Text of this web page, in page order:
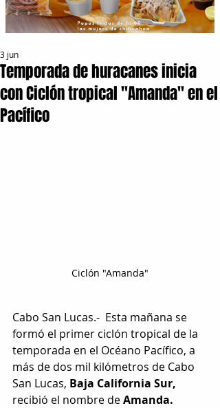
Temporada de huracanes inicia
con Ciclón tropical "Amanda" en el
Pacífico
3 jun
Ciclón "Amanda"
Cabo San Lucas.-  Esta mañana se
formó el primer ciclón tropical de la
temporada en el Océano Pacífico, a
más de dos mil kilómetros de Cabo
San Lucas, Baja California Sur,
recibió el nombre de Amanda.